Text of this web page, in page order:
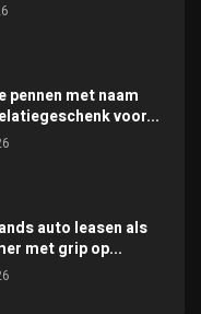
pennen met naam
voor...
auto leasen als
met grip op...